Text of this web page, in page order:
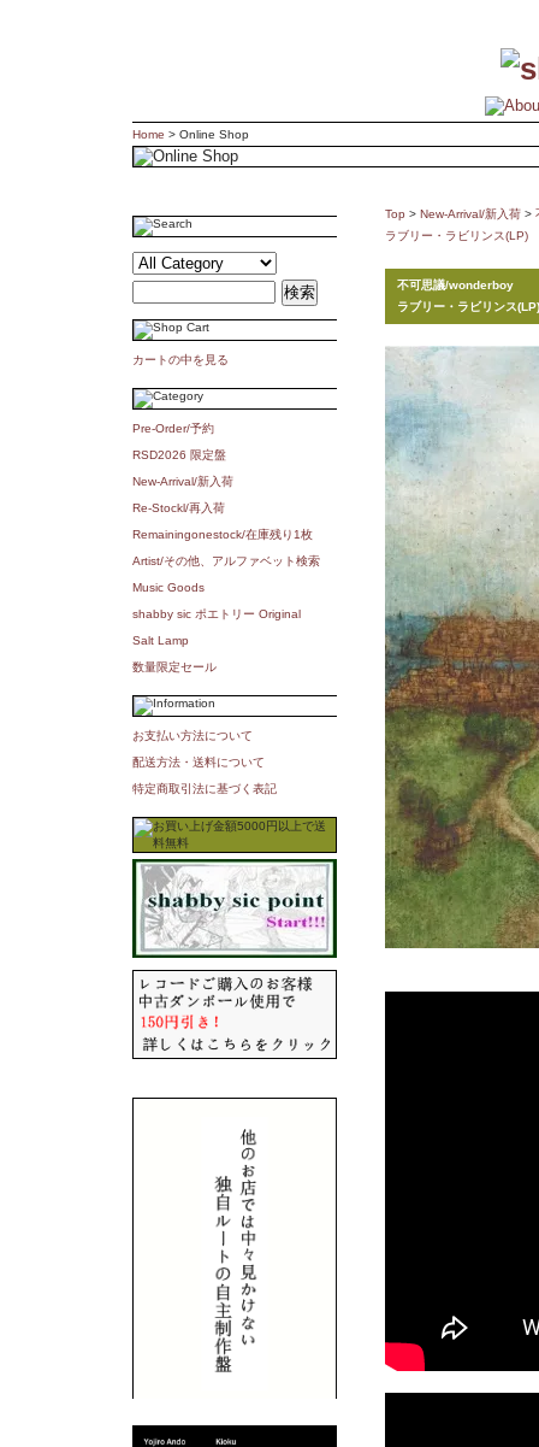
Home > Online Shop
カートの中を見る
Pre-Order/予約
RSD2026 限定盤
New-Arrival/新入荷
Re-Stockl/再入荷
Remainingonestock/在庫残り1枚
Artist/その他、アルファベット検索
Music Goods
shabby sic ポエトリー Original
Salt Lamp
数量限定セール
お支払い方法について
配送方法・送料について
特定商取引法に基づく表記
Top > New-Arrival/新入荷 >
ラブリー・ラビリンス(LP)
不可思議/wonderboy
ラブリー・ラビリンス(LP)